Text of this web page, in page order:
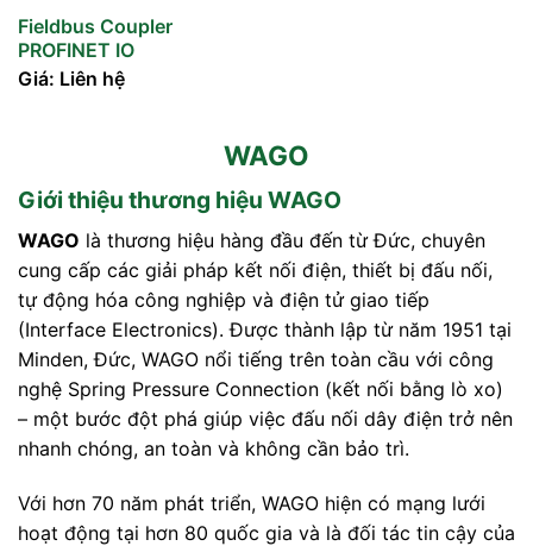
Fieldbus Coupler
PROFINET IO
Giá: Liên hệ
WAGO
Giới thiệu thương hiệu WAGO
WAGO là thương hiệu hàng đầu đến từ Đức, chuyên
cung cấp các giải pháp kết nối điện, thiết bị đấu nối,
tự động hóa công nghiệp và điện tử giao tiếp
(Interface Electronics). Được thành lập từ năm 1951 tại
Minden, Đức, WAGO nổi tiếng trên toàn cầu với công
nghệ Spring Pressure Connection (kết nối bằng lò xo)
– một bước đột phá giúp việc đấu nối dây điện trở nên
nhanh chóng, an toàn và không cần bảo trì.
Với hơn 70 năm phát triển, WAGO hiện có mạng lưới
hoạt động tại hơn 80 quốc gia và là đối tác tin cậy của